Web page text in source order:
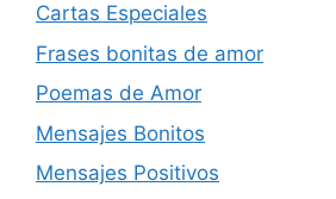
Cartas Especiales
Frases bonitas de amor
Poemas de Amor
Mensajes Bonitos
Mensajes Positivos